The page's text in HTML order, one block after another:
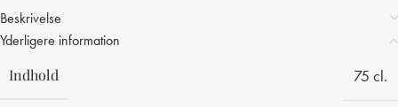
Beskrivelse
Yderligere information
Indhold
75 cl.